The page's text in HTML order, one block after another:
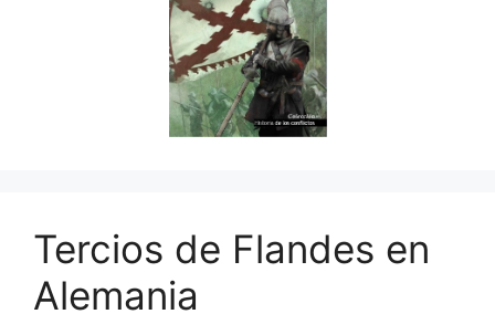
Tercios de Flandes en
Alemania